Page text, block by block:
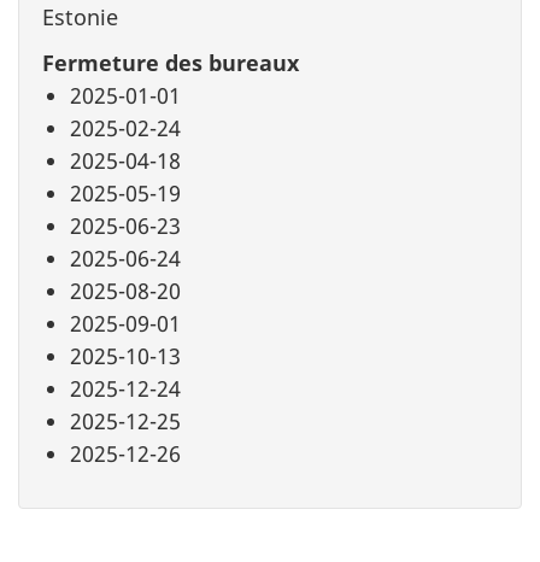
Estonie
Fermeture des bureaux
2025-01-01
2025-02-24
2025-04-18
2025-05-19
2025-06-23
2025-06-24
2025-08-20
2025-09-01
2025-10-13
2025-12-24
2025-12-25
2025-12-26